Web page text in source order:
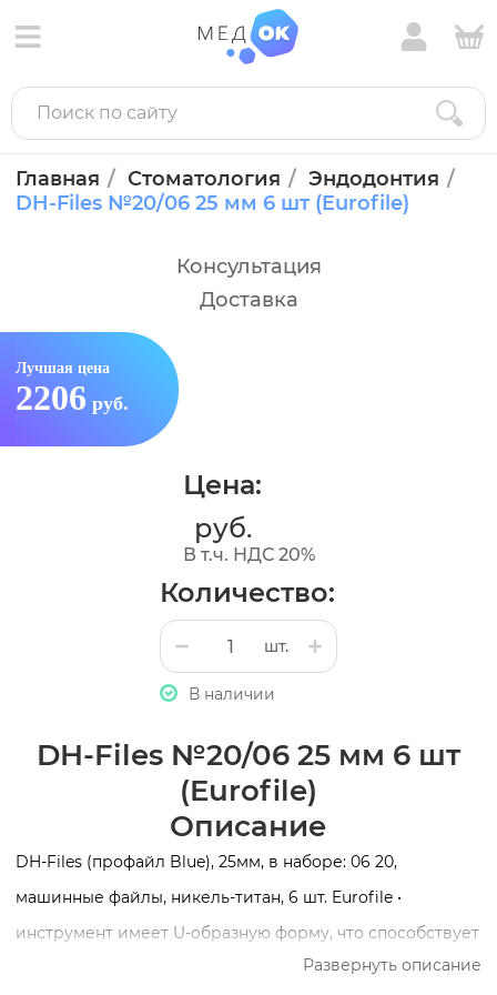
Главная Стоматология
Эндодонтия
DH-Files №20/06 25 мм 6 шт (Eurofile)
DH-Files №20/06 25 мм 6 шт
(Eurofile)
Описание
DH-Files (профайл Blue), 25мм, в наборе: 06 20,
машинные файлы, никель-титан, 6 шт. Eurofile •
инструмент имеет U-образную форму, что способствует
лучшему очищению канала от дентинных опилок,
Развернуть описание
Лучшая цена
2206 руб.
Цена:
руб.
В т.ч. НДС 20%
Количество:
шт.
В наличии
Консультация
Доставка